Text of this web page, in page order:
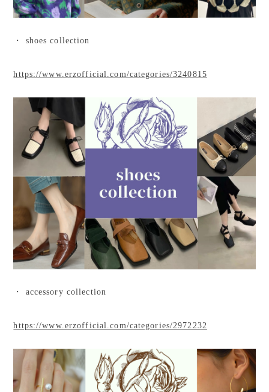
・ shoes collection
https://www.erzofficial.com/categories/3240815
・ accessory collection
https://www.erzofficial.com/categories/2972232